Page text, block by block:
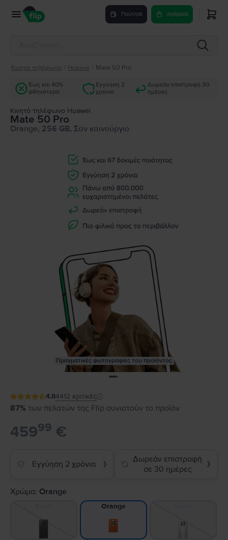
Πούλησε Αγόρασε
Κινητά τηλέφωνα Huawei Mate 50 Pro
Έως και 40%
φθηνότερα
Εγγύηση 2
χρόνια
Δωρεάν επιστροφή 30
ημέρες
Κινητό τηλέφωνο Huawei
Mate 50 Pro
Orange, 256 GB, Σαν καινούργιο
Πραγματικές φωτογραφίες του προϊόντος
4.84412 κριτικές
87% των πελατών της Flip συνιστούν το προϊόν
45999 €
Εγγύηση 2 χρόνια ❯
Δωρεάν επιστροφή
σε 30 ημέρες
❯
Χρώμα: Orange
Orange